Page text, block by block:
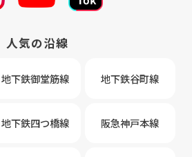
人気の沿線
地下鉄御堂筋線 地下鉄谷町線
地下鉄四つ橋線 阪急神戸本線